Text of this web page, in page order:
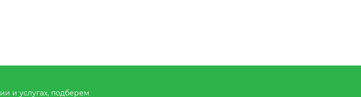
и услугах, подберем